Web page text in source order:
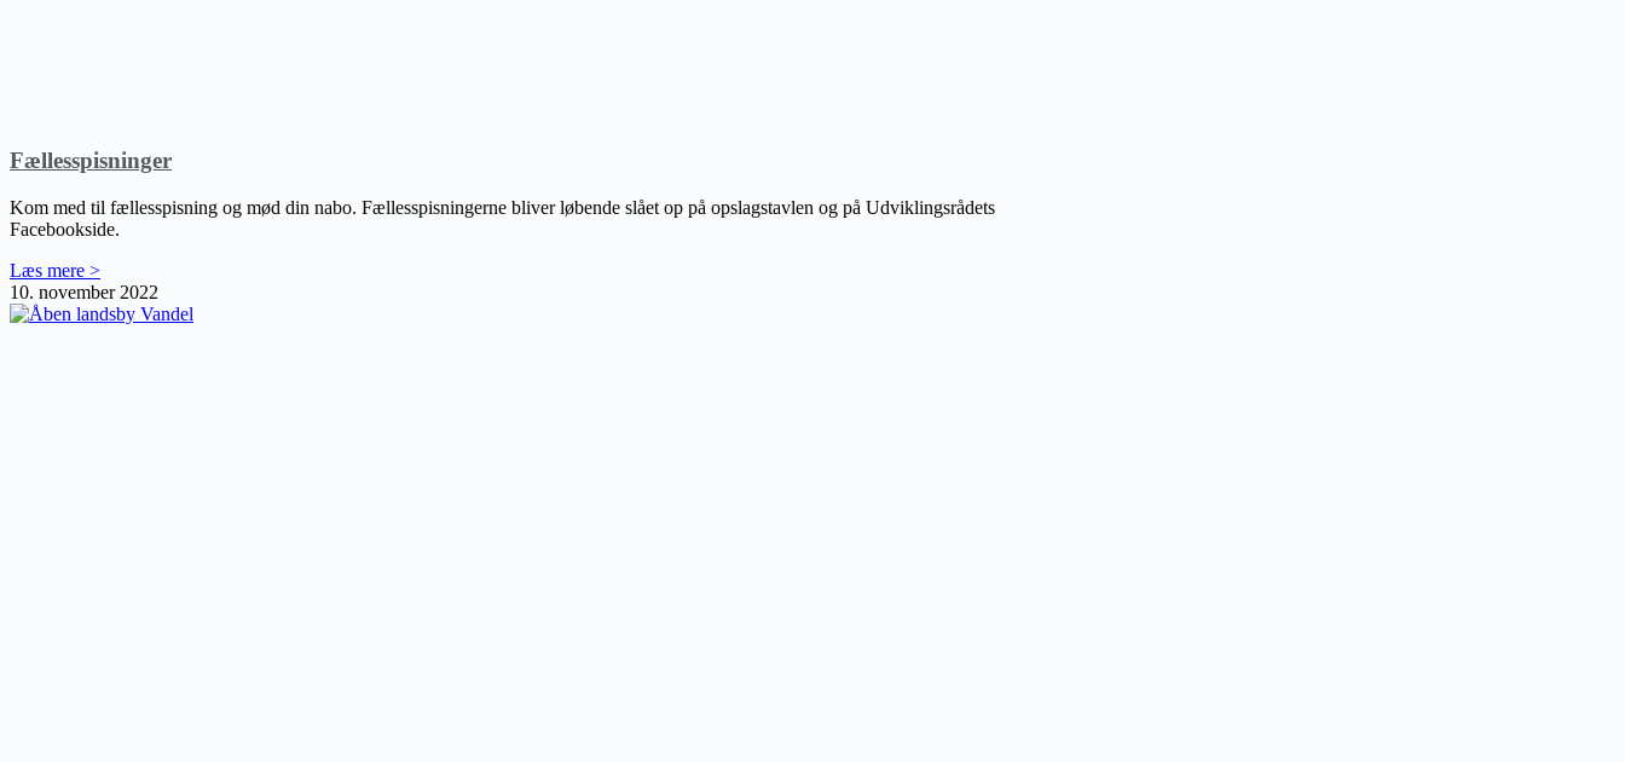
Fællesspisninger
Kom med til fællesspisning og mød din nabo. Fællesspisningerne bliver løbende slået op på opslagstavlen og på Udviklingsrådets
Facebookside.
Læs mere >
10. november 2022